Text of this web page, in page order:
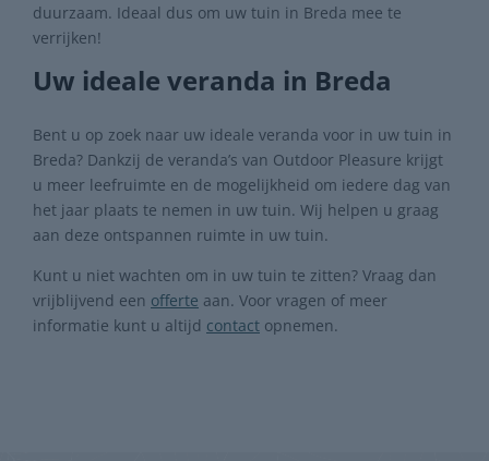
duurzaam. Ideaal dus om uw tuin in Breda mee te
verrijken!
Uw ideale veranda in Breda
Bent u op zoek naar uw ideale veranda voor in uw tuin in
Breda? Dankzij de veranda’s van Outdoor Pleasure krijgt
u meer leefruimte en de mogelijkheid om iedere dag van
het jaar plaats te nemen in uw tuin. Wij helpen u graag
aan deze ontspannen ruimte in uw tuin.
Kunt u niet wachten om in uw tuin te zitten? Vraag dan
vrijblijvend een offerte aan. Voor vragen of meer
informatie kunt u altijd contact opnemen.